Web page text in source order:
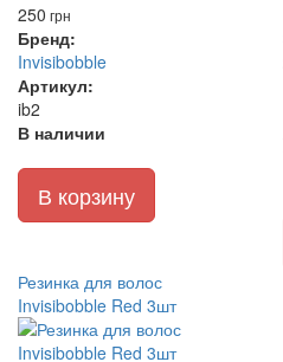
250 грн
Бренд:
Invisibobble
Артикул:
ib2
В наличии
В корзину
Резинка для волос
Invisibobble Red 3шт